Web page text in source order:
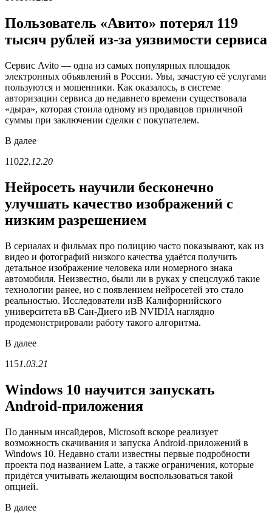
Пользователь «Авито» потерял 119
тысяч рублей из-за уязвимости сервиса
Сервис Avito — одна из самых популярных площадок
электронных объявлений в России. Увы, зачастую её услугами
пользуются и мошенники. Как оказалось, в системе
авторизации сервиса до недавнего времени существовала
«дыра», которая стоила одному из продавцов приличной
суммы при заключении сделки с покупателем.
В далее
11022.12.20
Нейросеть научили бесконечно
улучшать качество изображений с
низким разрешением
В сериалах и фильмах про полицию часто показывают, как из
видео и фотографий низкого качества удаётся получить
детальное изображение человека или номерного знака
автомобиля. Неизвестно, были ли в руках у спецслужб такие
технологии ранее, но с появлением нейросетей это стало
реальностью. Исследователи изВ Калифорнийского
университета вВ Сан-Диего иВ NVIDIA наглядно
продемонстрировали работу такого алгоритма.
В далее
1151.03.21
Windows 10 научится запускать
Android-приложения
По данным инсайдеров, Microsoft вскоре реализует
возможность скачивания и запуска Android-приложений в
Windows 10. Недавно стали известны первые подробности
проекта под названием Latte, а также ограничения, которые
придётся учитывать желающим воспользоваться такой
опцией.
В далее